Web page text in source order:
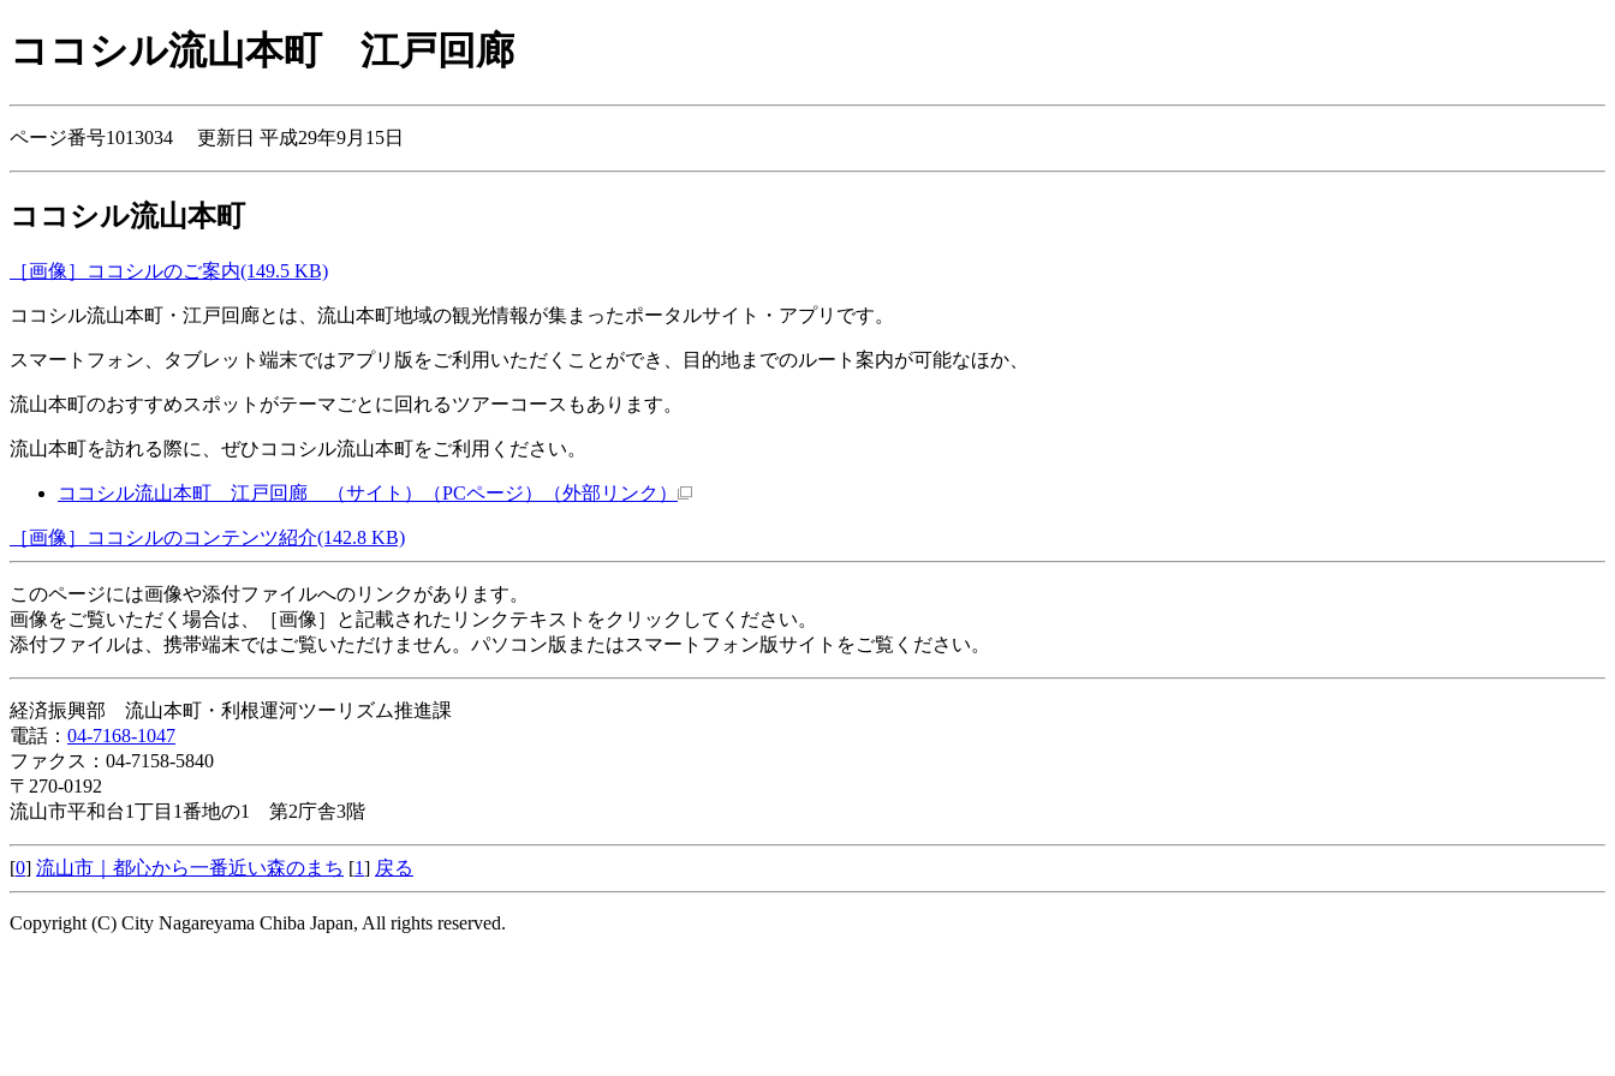
ココシル流山本町 江戸回廊
ページ番号1013034 更新日 平成29年9月15日
ココシル流山本町
［画像］ココシルのご案内(149.5 KB)
ココシル流山本町・江戸回廊とは、流山本町地域の観光情報が集まったポータルサイト・アプリです。
スマートフォン、タブレット端末ではアプリ版をご利用いただくことができ、目的地までのルート案内が可能なほか、
流山本町のおすすめスポットがテーマごとに回れるツアーコースもあります。
流山本町を訪れる際に、ぜひココシル流山本町をご利用ください。
ココシル流山本町 江戸回廊 （サイト）（PCページ） （外部リンク）
［画像］ココシルのコンテンツ紹介(142.8 KB)
このページには画像や添付ファイルへのリンクがあります。
画像をご覧いただく場合は、［画像］と記載されたリンクテキストをクリックしてください。
添付ファイルは、携帯端末ではご覧いただけません。パソコン版またはスマートフォン版サイトをご覧ください。
経済振興部 流山本町・利根運河ツーリズム推進課
電話： 04-7168-1047
ファクス：04-7158-5840
〒270-0192
流山市平和台1丁目1番地の1 第2庁舎3階
[0] 流山市｜都心から一番近い森のまち [1] 戻る
Copyright (C) City Nagareyama Chiba Japan, All rights reserved.